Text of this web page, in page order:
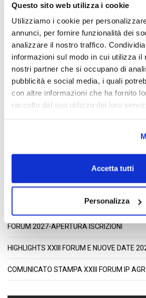
Questo sito web utilizza i cookie
Utilizziamo i cookie per
annunci, per fornire funzionalità dei
analizzare il nostro traffico.
informazioni sul modo in cui utilizza il
nostri partner che si occupano di
pubblicità e social media, i quali
con altre informazioni che ha fornito
raccolto dal suo utilizzo dei loro
Accetta tutti
Personalizza
Disponibile il video catalogo della Mostra "Il
Forum
FORUM 2027-APERTURA ISCRIZIONI
HIGHLIGHTS XXIII FORUM E NUOVE DATE
COMUNICATO STAMPA XXIII FORUM IP